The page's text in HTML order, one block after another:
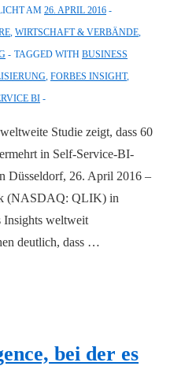
AM 26. APRIL 2016
, WIRTSCHAFT & VERBÄNDE,
TAGGED WITH BUSINESS
, FORBES INSIGHT,
BI
Studie zeigt, dass 60
in Self-Service-BI-
Düsseldorf, 26. April 2016 –
(NASDAQ: QLIK) in
Insights weltweit
deutlich, dass …
bei der es